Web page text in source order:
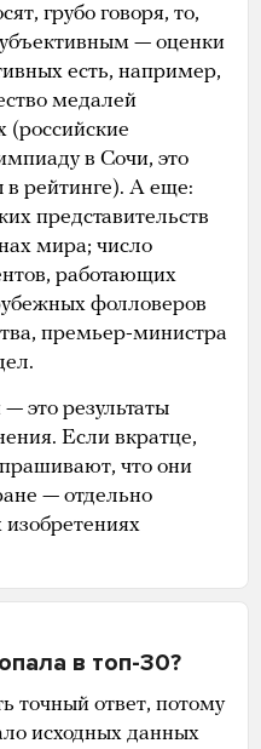
грубо говоря, то,
— оценки
есть, например,
медалей
в Сочи, это
рейтинге). А еще:
представительств
мира; число
работающих
фолловеров
премьер-министра
это результаты
Если вкратце,
что они
— отдельно
изобретениях
в топ-30?
точный ответ, потому
исходных данных